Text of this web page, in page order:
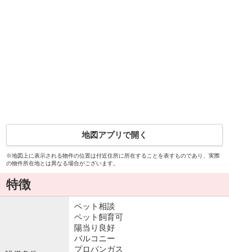
地図アプリで開く
※地図上に表示される物件の位置は付近住所に所在することを表すものであり、実際
の物件所在地とは異なる場合がございます。
特徴
ペット相談
ペット飼育可
陽当り良好
バルコニー
プロパンガス